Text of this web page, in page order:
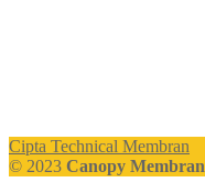
Cipta Technical Membran
© 2023 Canopy Membran